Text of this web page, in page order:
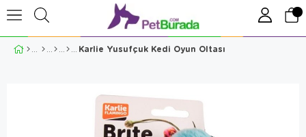
Karlie Yusufçuk Kedi Oyun Oltası